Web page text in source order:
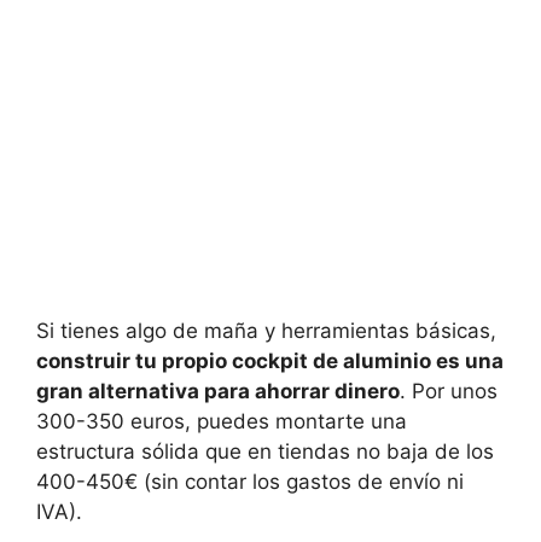
Si tienes algo de maña y herramientas básicas,
construir tu propio cockpit de aluminio es una
gran alternativa para ahorrar dinero. Por unos
300-350 euros, puedes montarte una
estructura sólida que en tiendas no baja de los
400-450€ (sin contar los gastos de envío ni
IVA).